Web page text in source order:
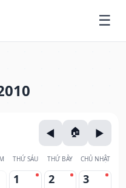
THỨ SÁU THỨ BẢY CHỦ NHẬT
1 2 3